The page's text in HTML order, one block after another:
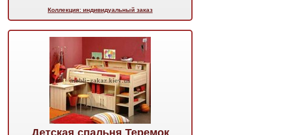
Коллекция: индивидуальный заказ
Детская спальня Теремок